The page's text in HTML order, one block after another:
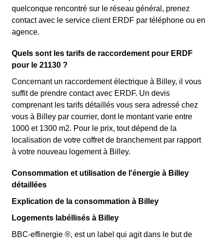
quelconque rencontré sur le réseau général, prenez
contact avec le service client ERDF par téléphone ou en
agence.
Quels sont les tarifs de raccordement pour ERDF
pour le 21130 ?
Concernant un raccordement électrique à Billey, il vous
suffit de prendre contact avec ERDF. Un devis
comprenant les tarifs détaillés vous sera adressé chez
vous à Billey par courrier, dont le montant varie entre
1000 et 1300 m2. Pour le prix, tout dépend de la
localisation de votre coffret de branchement par rapport
à votre nouveau logement à Billey.
Consommation et utilisation de l'énergie à Billey
détaillées
Explication de la consommation à Billey
Logements labéllisés à Billey
BBC-effinergie ®, est un label qui agit dans le but de